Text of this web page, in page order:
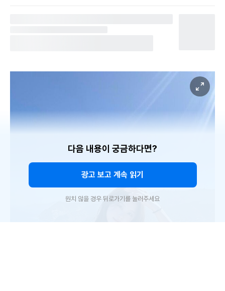
다음 내용이 궁금하다면?
광고 보고 계속 읽기
원치 않을 경우 뒤로가기를 눌러주세요